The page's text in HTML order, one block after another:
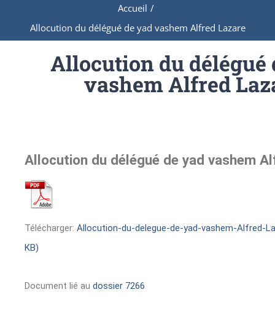
Accueil /
Allocution du délégué de yad vashem Alfred Lazare
Allocution du délégué
vashem Alfred
Allocution du délégué de yad vashem
Télécharger: Allocution-du-delegue-de-yad-vashem-Alfred-
KB)
Document lié au dossier 7266